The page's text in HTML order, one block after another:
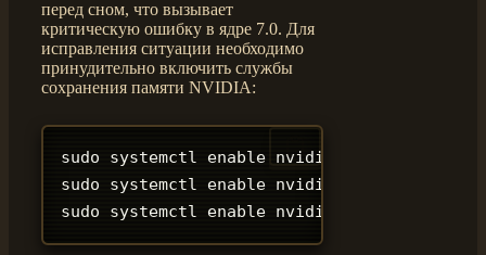
перед сном, что вызывает
критическую ошибку в ядре 7.0. Для
исправления ситуации необходимо
принудительно включить службы
сохранения памяти NVIDIA:
sudo systemctl enable nvidia
sudo systemctl enable nvidia
sudo systemctl enable nvidia